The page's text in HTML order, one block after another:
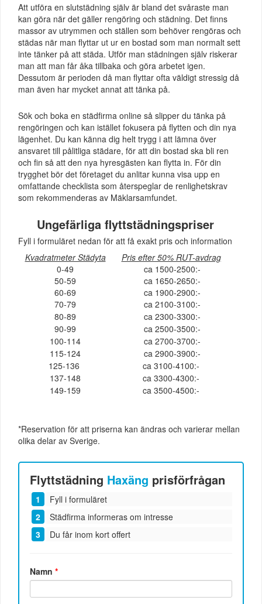
Att utföra en slutstädning själv är bland det svåraste man
kan göra när det gäller rengöring och städning. Det finns
massor av utrymmen och ställen som behöver rengöras och
städas när man flyttar ut ur en bostad som man normalt sett
inte tänker på att städa. Utför man städningen själv riskerar
man att man får åka tillbaka och göra arbetet igen.
Dessutom är perioden då man flyttar ofta väldigt stressig då
man även har mycket annat att tänka på.
Sök och boka en städfirma online så slipper du tänka på
rengöringen och kan istället fokusera på flytten och din nya
lägenhet. Du kan känna dig helt trygg i att lämna över
ansvaret till pålitliga städare, för att din bostad ska bli ren
och fin så att den nya hyresgästen kan flytta in. För din
trygghet bör det företaget du anlitar kunna visa upp en
omfattande checklista som återspeglar de renlighetskrav
som rekommenderas av Mäklarsamfundet.
Ungefärliga flyttstädningspriser
Fyll i formuläret nedan för att få exakt pris och information
Kvadratmeter Städyta
Pris efter 50% RUT-avdrag
0-49
ca 1500-2500:-
50-59
ca 1650-2650:-
60-69
ca 1900-2900:-
70-79
ca 2100-3100:-
80-89
ca 2300-3300:-
90-99
ca 2500-3500:-
100-114
ca 2700-3700:-
115-124
ca 2900-3900:-
125-136
ca 3100-4100:-
137-148
ca 3300-4300:-
149-159
ca 3500-4500:-
*Reservation för att priserna kan ändras och varierar mellan
olika delar av Sverige.
Flyttstädning Haxäng prisförfrågan
Fyll i formuläret
Städfirma informeras om intresse
Du får inom kort offert
Namn*